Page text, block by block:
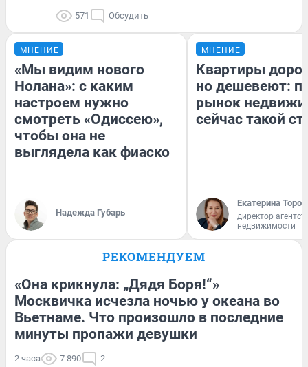
571 Обсудить
МНЕНИЕ
«Мы видим нового
Нолана»: с каким
настроем нужно
смотреть «Одиссею»,
чтобы она не
выглядела как фиаско
Надежда Губарь
МНЕНИЕ
Квартиры
но дешевеют:
рынок
сейчас такой
Екатерина
директор
недвижимости
РЕКОМЕНДУЕМ
«Она крикнула: „Дядя Боря!“»
Москвичка исчезла ночью у океана во
Вьетнаме. Что произошло в последние
минуты пропажи девушки
2 часа 7 890 2